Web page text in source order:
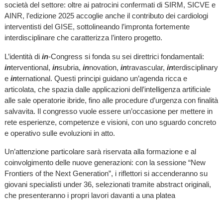
società del settore: oltre ai patrocini confermati di SIRM, SICVE e
AINR, l’edizione 2025 accoglie anche il contributo dei cardiologi
interventisti del GISE, sottolineando l’impronta fortemente
interdisciplinare che caratterizza l’intero progetto.
L’identità di in-Congress si fonda su sei direttrici fondamentali:
interventional, insubria, innovation, intravascular, interdisciplinary
e international. Questi principi guidano un’agenda ricca e
articolata, che spazia dalle applicazioni dell’intelligenza artificiale
alle sale operatorie ibride, fino alle procedure d’urgenza con finalità
salvavita. Il congresso vuole essere un’occasione per mettere in
rete esperienze, competenze e visioni, con uno sguardo concreto
e operativo sulle evoluzioni in atto.
Un’attenzione particolare sarà riservata alla formazione e al
coinvolgimento delle nuove generazioni: con la sessione “New
Frontiers of the Next Generation”, i riflettori si accenderanno su
giovani specialisti under 36, selezionati tramite abstract originali,
che presenteranno i propri lavori davanti a una platea